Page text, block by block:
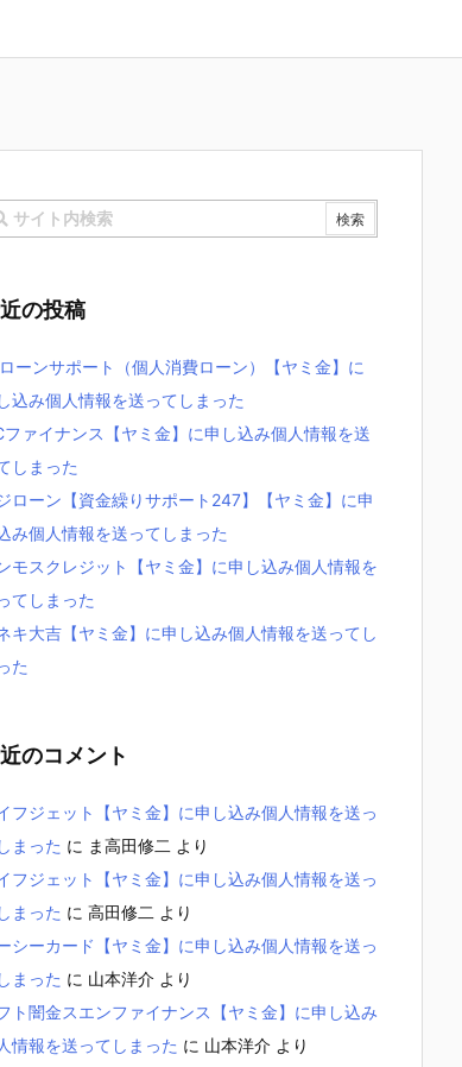
の投稿
ーンサポート（個人消費ローン）【ヤミ金】に
込み個人情報を送ってしまった
ファイナンス【ヤミ金】に申し込み個人情報を送
しまった
ローン【資金繰りサポート247】【ヤミ金】に申
み個人情報を送ってしまった
モスクレジット【ヤミ金】に申し込み個人情報を
てしまった
キ大吉【ヤミ金】に申し込み個人情報を送ってし
た
のコメント
フジェット【ヤミ金】に申し込み個人情報を送っ
まった に ま高田修二 より
フジェット【ヤミ金】に申し込み個人情報を送っ
まった に 高田修二 より
シーカード【ヤミ金】に申し込み個人情報を送っ
まった に 山本洋介 より
ト闇金スエンファイナンス【ヤミ金】に申し込み
情報を送ってしまった に 山本洋介 より